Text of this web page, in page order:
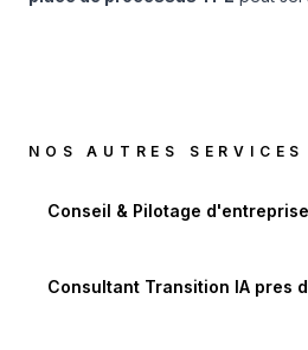
NOS AUTRES
Conseil & Pilotage d'entreprise
Consultant Transition IA pres